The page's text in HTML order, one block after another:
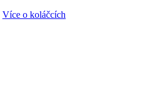
Více o koláčcích